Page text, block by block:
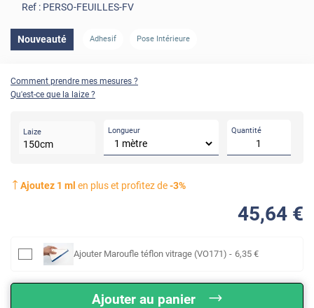
Ref : PERSO-FEUILLES-FV
Nouveauté Adhesif Pose Intérieure
Comment prendre mes mesures ?
Qu'est-ce que la laize ?
Laize
150cm
Longueur Quantité
Ajoutez 1 ml en plus et profitez de-3%
45,64 €
Ajouter Maroufle téflon vitrage (VO171) - 6,35 €
Ajouter au panier